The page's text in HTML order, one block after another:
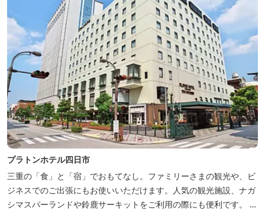
プラトンホテル四日市
三重の「食」と「宿」でおもてなし。ファミリーさまの観光や、ビ
ジネスでのご出張にもお使いいただけます。人気の観光施設、ナガ
シマスパーランドや鈴鹿サーキットをご利用の際にも便利です。 和